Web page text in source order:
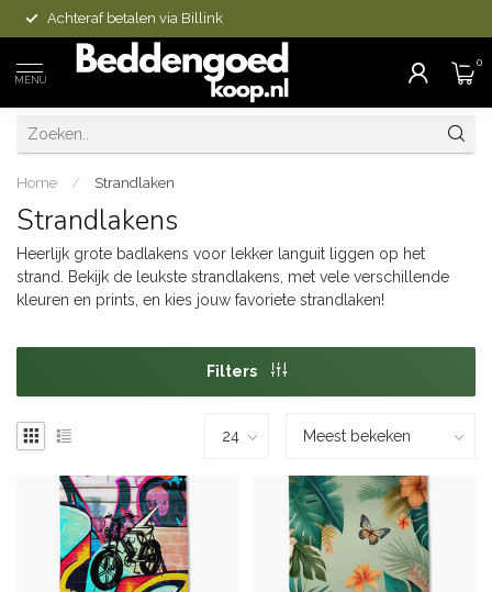
Achteraf betalen via Billink
MENU
0
Home / Strandlaken
Strandlakens
Heerlijk grote badlakens voor lekker languit liggen op het
strand. Bekijk de leukste strandlakens, met vele verschillende
kleuren en prints, en kies jouw favoriete strandlaken!
Filters